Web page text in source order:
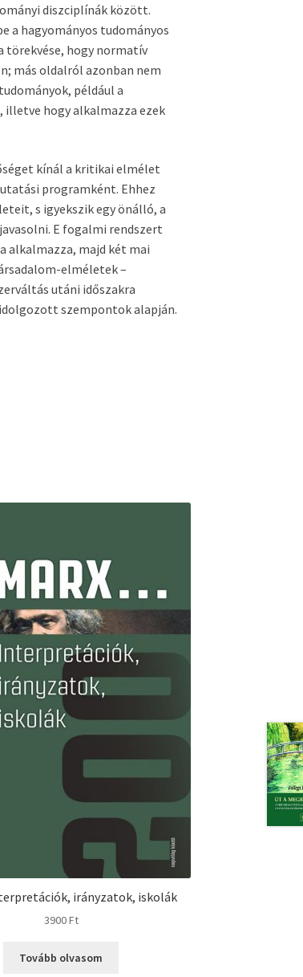
diszciplínák között.
a hagyományos tudományos
törekvése, hogy normatív
más oldalról azonban nem
például a
illetve hogy alkalmazza ezek
kínál a kritikai elmélet
programként. Ehhez
s igyekszik egy önálló, a
E fogalmi rendszert
alkalmazza, majd két mai
elméletek –
utáni időszakra
szempontok alapján.
irányzatok, iskolák
3900Ft
Tovább olvasom